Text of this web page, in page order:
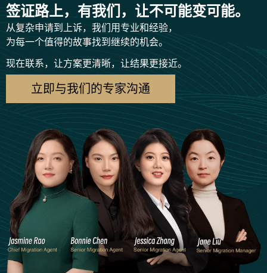
签证路上，有我们，让不可能变可能。
从复杂申请到上诉，我们用专业和经验，
为每一个值得的故事找到继续的机会。
现在联系，让方案更清晰，让结果更接近。
立即与我们的专家沟通